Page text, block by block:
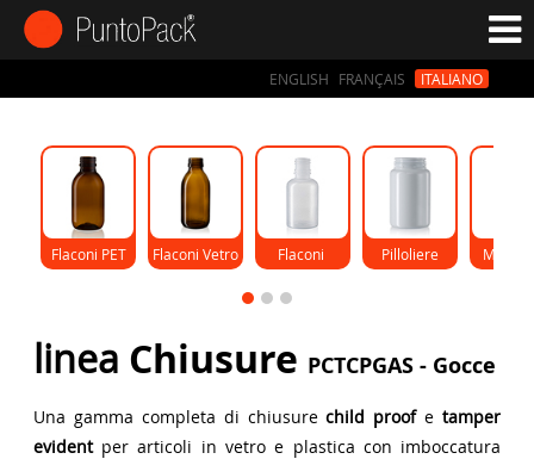
ENGLISH FRANÇAIS ITALIANO
Flaconi PET Flaconi Vetro
Flaconi
Pilloliere
linea Chiusure PCTCPGAS - Gocce
Una gamma completa di chiusurechild proofetamper
evidentper articoli in vetro e plastica con imboccatura